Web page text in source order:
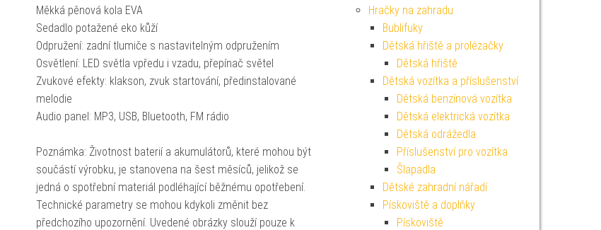
Měkká pěnová kola EVA
Sedadlo potažené eko kůží
Odpružení: zadní tlumiče s nastavitelným odpružením
Osvětlení: LED světla vpředu i vzadu, přepínač světel
Zvukové efekty: klakson, zvuk startování, předinstalované
melodie
Audio panel: MP3, USB, Bluetooth, FM rádio
Poznámka: Životnost baterií a akumulátorů, které mohou být
součástí výrobku, je stanovena na šest měsíců, jelikož se
jedná o spotřební materiál podléhající běžnému opotřebení.
Technické parametry se mohou kdykoli změnit bez
předchozího upozornění. Uvedené obrázky slouží pouze k
Hračky na zahradu
Bublifuky
Dětská hřiště a prolézačky
Dětská hřiště
Dětská vozítka a příslušenství
Dětská benzínová vozítka
Dětská elektrická vozítka
Dětská odrážedla
Příslušenství pro vozítka
Šlapadla
Dětské zahradní nářadí
Pískoviště a doplňky
Pískoviště